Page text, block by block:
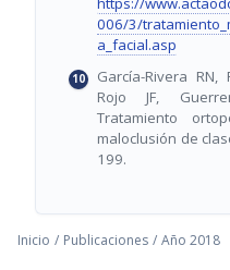
006/3/
a_facial.asp
García-Rivera RN,
Rojo JF,
Tratamiento
maloclusión de
199.
Inicio / Publicaciones / Año 2018